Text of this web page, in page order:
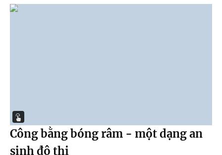
Công bằng bóng râm - một dạng an
sinh đô thị